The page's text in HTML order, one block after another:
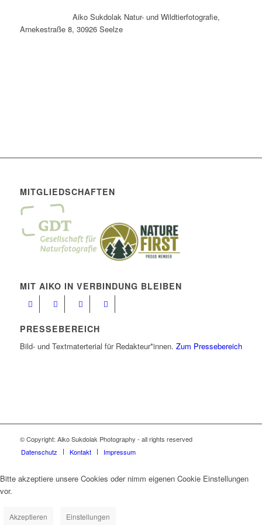
Aiko Sukdolak Natur- und Wildtierfotografie,
Arnekestraße 8, 30926 Seelze
MITGLIEDSCHAFTEN
MIT AIKO IN VERBINDUNG BLEIBEN
PRESSEBEREICH
Bild- und Textmaterterial für Redakteur*innen. Zum Pressebereich
© Copyright: Aiko Sukdolak Photography - all rights reserved
Datenschutz
Kontakt Impressum
Bitte akzeptiere unsere Cookies oder nimm eigenen Cookie Einstellungen
vor.
Akzeptieren Einstellungen